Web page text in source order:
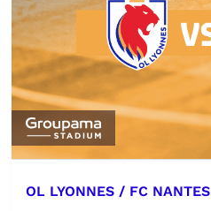
OL LYONNES / FC NANTES